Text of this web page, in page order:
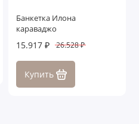
Банкетка Илона
караваджо
15.917 ₽ 26.528 ₽
Купить